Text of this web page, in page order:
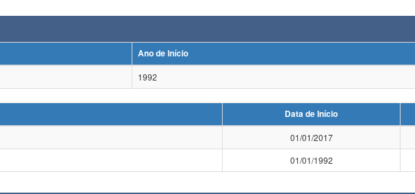
Ano de Início
1992
Data de Início
01/01/2017
01/01/1992